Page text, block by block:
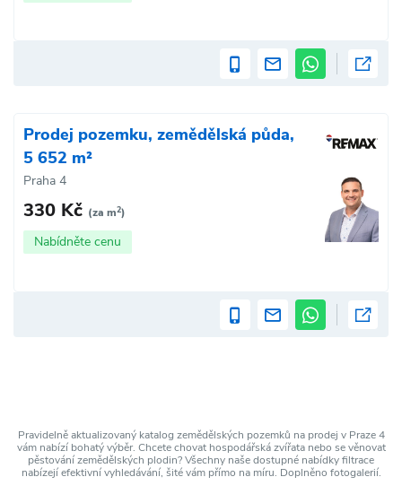
Prodej pozemku, zemědělská půda,
5 652 m²
Praha 4
330 Kč (za m2)
Nabídněte cenu
Pravidelně aktualizovaný katalog zemědělských pozemků na prodej v Praze 4
vám nabízí bohatý výběr. Chcete chovat hospodářská zvířata nebo se věnovat
pěstování zemědělských plodin? Všechny naše dostupné nabídky filtrace
nabízejí efektivní vyhledávání, šité vám přímo na míru. Doplněno fotogalerií.